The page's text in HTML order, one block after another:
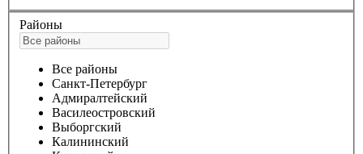
Районы
Все районы
Санкт-Петербург
Адмиралтейский
Василеостровский
Выборгский
Калининский